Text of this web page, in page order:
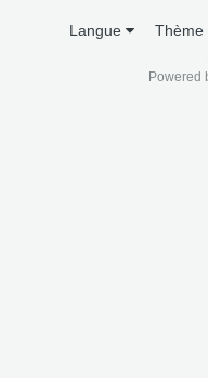
Langue Thème
Powered